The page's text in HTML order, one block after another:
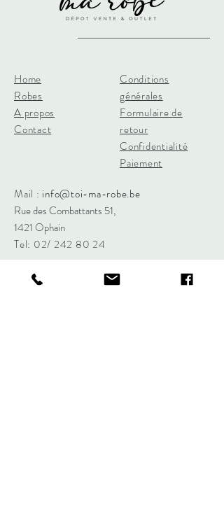
Home
Robes
A propos
Contact
Conditions
générales
Formulaire de
retour
Confidentialité
Paiement
Mail : info@toi-ma-robe.be
Rue des Combattants 51,
1421 Ophain
Tel: 02/ 242 80 24